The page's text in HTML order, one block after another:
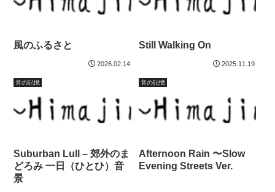
風のふるさと
2026.02.14
Still Walking On
2025.11.19
音の記憶
Suburban Lull – 郊外のま
どろみ 一日（ひとひ）音
景
音の記憶
Afternoon Rain 〜Slow
Evening Streets Ver.